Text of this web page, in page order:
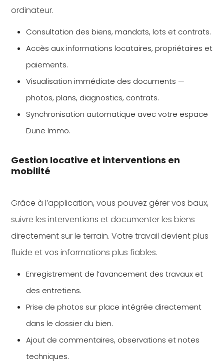
ordinateur.
Consultation des biens, mandats, lots et contrats.
Accès aux informations locataires, propriétaires et
paiements.
Visualisation immédiate des documents —
photos, plans, diagnostics, contrats.
Synchronisation automatique avec votre espace
Dune Immo.
Gestion locative et interventions en
mobilité
Grâce à l’application, vous pouvez gérer vos baux,
suivre les interventions et documenter les biens
directement sur le terrain. Votre travail devient plus
fluide et vos informations plus fiables.
Enregistrement de l’avancement des travaux et
des entretiens.
Prise de photos sur place intégrée directement
dans le dossier du bien.
Ajout de commentaires, observations et notes
techniques.